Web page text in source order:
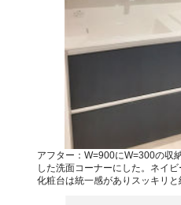
アフター：W=900にW=300の収
した洗面コーナーにした。ネイ
化粧台は統一感がありスッキリと